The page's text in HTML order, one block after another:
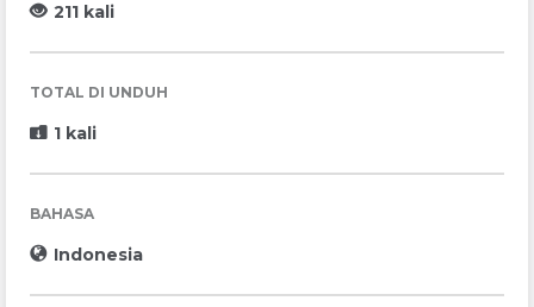
211 kali
TOTAL DI UNDUH
1 kali
BAHASA
Indonesia